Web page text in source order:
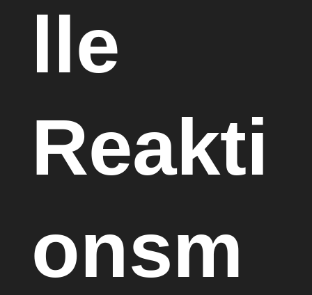
lle
Reakti
onsm